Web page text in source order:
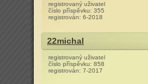
registrovaný uživatel
číslo příspěvku: 355
registrován: 6-2018
22michal
registrovaný uživatel
číslo příspěvku: 858
registrován: 7-2017